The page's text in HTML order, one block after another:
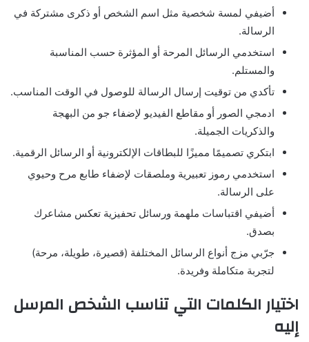
أضيفي لمسة شخصية مثل اسم الشخص أو ذكرى مشتركة في
الرسالة.
استخدمي الرسائل المرحة أو المؤثرة حسب المناسبة
والمستلم.
تأكدي من توقيت إرسال الرسالة للوصول في الوقت المناسب.
ادمجي الصور أو مقاطع الفيديو لإضفاء جو من البهجة
والذكريات الجميلة.
ابتكري تصميمًا مميزًا للبطاقات الإلكترونية أو الرسائل الرقمية.
استخدمي رموز تعبيرية وملصقات لإضفاء طابع مرح وحيوي
على الرسالة.
أضيفي اقتباسات ملهمة ورسائل تحفيزية تعكس مشاعرك
بصدق.
جرّبي مزج أنواع الرسائل المختلفة (قصيرة، طويلة، مرحة)
لتجربة متكاملة وفريدة.
اختيار الكلمات التي تناسب الشخص المرسل
إليه